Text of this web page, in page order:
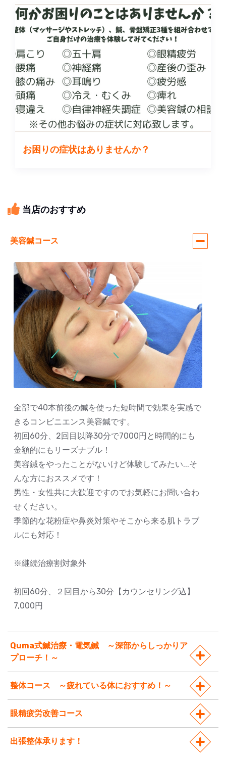
お困りの症状はありませんか？
当店のおすすめ
美容鍼コース
全部で40本前後の鍼を使った短時間で効果を実感で
きるコンビニエンス美容鍼です。
初回60分、2回目以降30分で7000円と時間的にも
金額的にもリーズナブル！
美容鍼をやったことがないけど体験してみたい...そ
んな方におススメです！
男性・女性共に大歓迎ですのでお気軽にお問い合わ
せください。
季節的な花粉症や鼻炎対策やそこから来る肌トラブ
ルにも対応！
※継続治療割対象外
初回60分、２回目から30分【カウンセリング込】
7,000円
Quma式鍼治療・電気鍼 ～深部からしっかりア
プローチ！～
整体コース ～疲れている体におすすめ！～
眼精疲労改善コース
出張整体承ります！